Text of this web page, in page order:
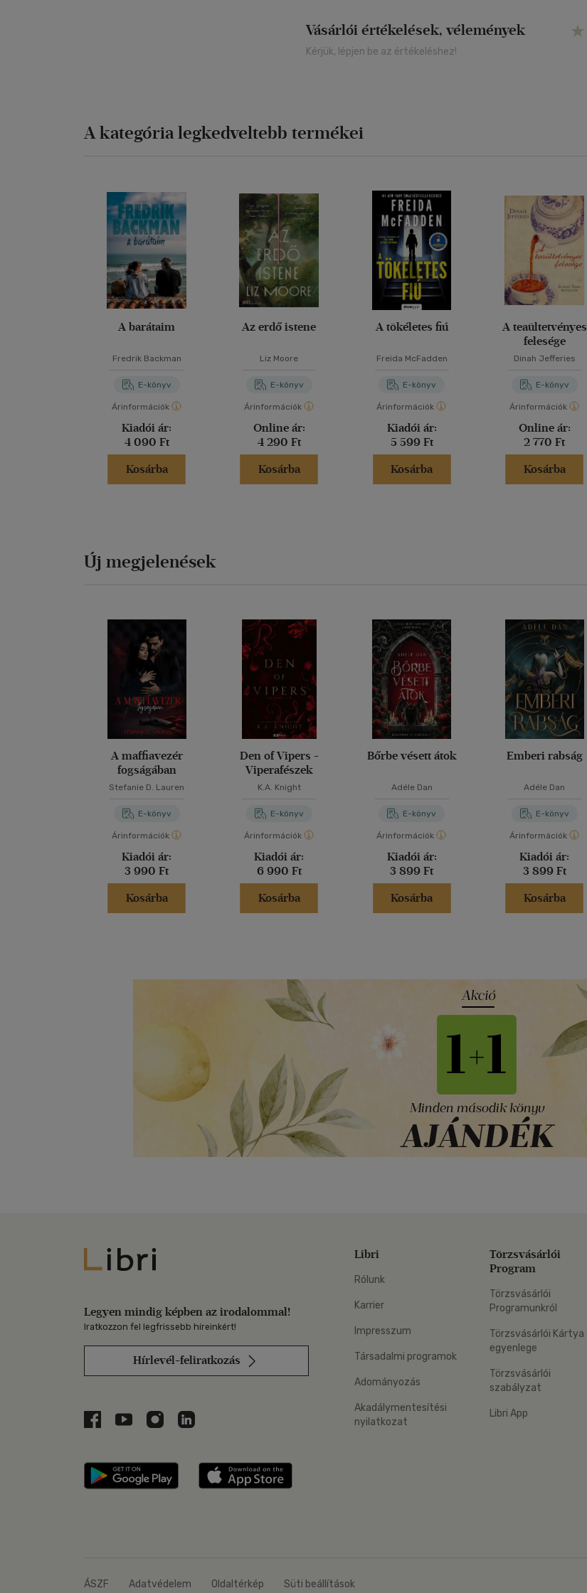
Vásárlói értékelések, vélemények
Kérjük, lépjen be az értékeléshez!
A kategória legkedveltebb termékei
A barátaim
Fredrik Backman
E-könyv
Árinformációk
Kiadói ár:
4 090 Ft
Kosárba
Az erdő istene
Liz Moore
E-könyv
Árinformációk
Online ár:
4 290 Ft
Kosárba
A tökéletes fiú
Freida McFadden
E-könyv
Árinformációk
Kiadói ár:
5 599 Ft
Kosárba
A teaültetvényes
felesége
Dinah Jefferies
E-könyv
Árinformációk
Online ár:
2 770 Ft
Kosárba
Új megjelenések
A maffiavezér
fogságában
Stefanie D. Lauren
E-könyv
Árinformációk
Kiadói ár:
3 990 Ft
Kosárba
Den of Vipers -
Viperafészek
K.A. Knight
E-könyv
Árinformációk
Kiadói ár:
6 990 Ft
Kosárba
Bőrbe vésett átok
Adéle Dan
E-könyv
Árinformációk
Kiadói ár:
3 899 Ft
Kosárba
Emberi rabság
Adéle Dan
E-könyv
Árinformációk
Kiadói ár:
3 899 Ft
Kosárba
Libri
Legyen mindig képben az irodalommal!
Iratkozzon fel legfrissebb híreinkért!
Hírlevél-feliratkozás
Libri a Facebookon
Libri a Youtube-on
Libri az Instagramon
Libri a LinkedInen
Libri applikáció Szerezd meg: Google Play
Libri
Rólunk
Karrier
Impresszum
Társadalmi programok
Adományozás
Akadálymentesítési
nyilatkozat
Törzsvásárlói
Program
Törzsvásárlói
Programunkról
Törzsvásárlói Kártya
egyenlege
Törzsvásárlói
szabályzat
Libri App
ÁSZF Adatvédelem Oldaltérkép Süti beállítások